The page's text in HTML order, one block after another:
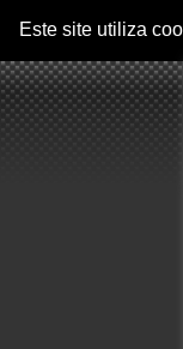
Este site utiliza